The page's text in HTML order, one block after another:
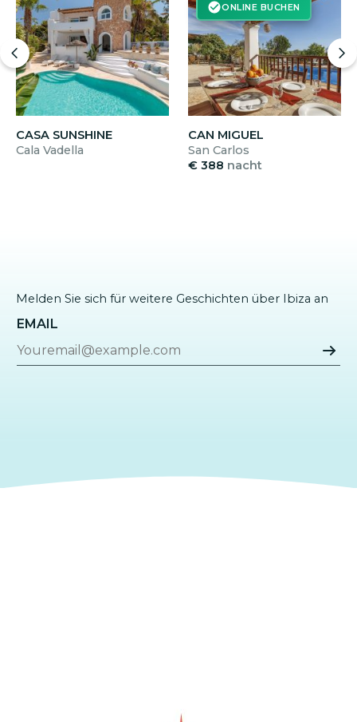
CASA SUNSHINE
Cala Vadella
ONLINE BUCHEN
CAN MIGUEL
San Carlos
€ 388 nacht
Melden Sie sich für weitere Geschichten über Ibiza an
EMAIL